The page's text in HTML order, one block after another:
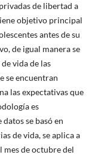
de libertad a
objetivo principal
antes de su
de igual manera se
vida de las
se encuentran
las expectativas que
es
se basó en
de vida, se aplica a
mes de octubre del